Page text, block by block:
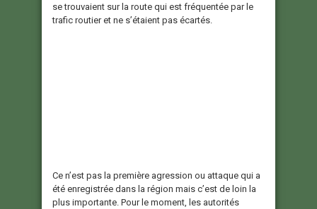
se trouvaient sur la route qui est fréquentée par le
trafic routier et ne s’étaient pas écartés.
Ce n’est pas la première agression ou attaque qui a
été enregistrée dans la région mais c’est de loin la
plus importante. Pour le moment, les autorités